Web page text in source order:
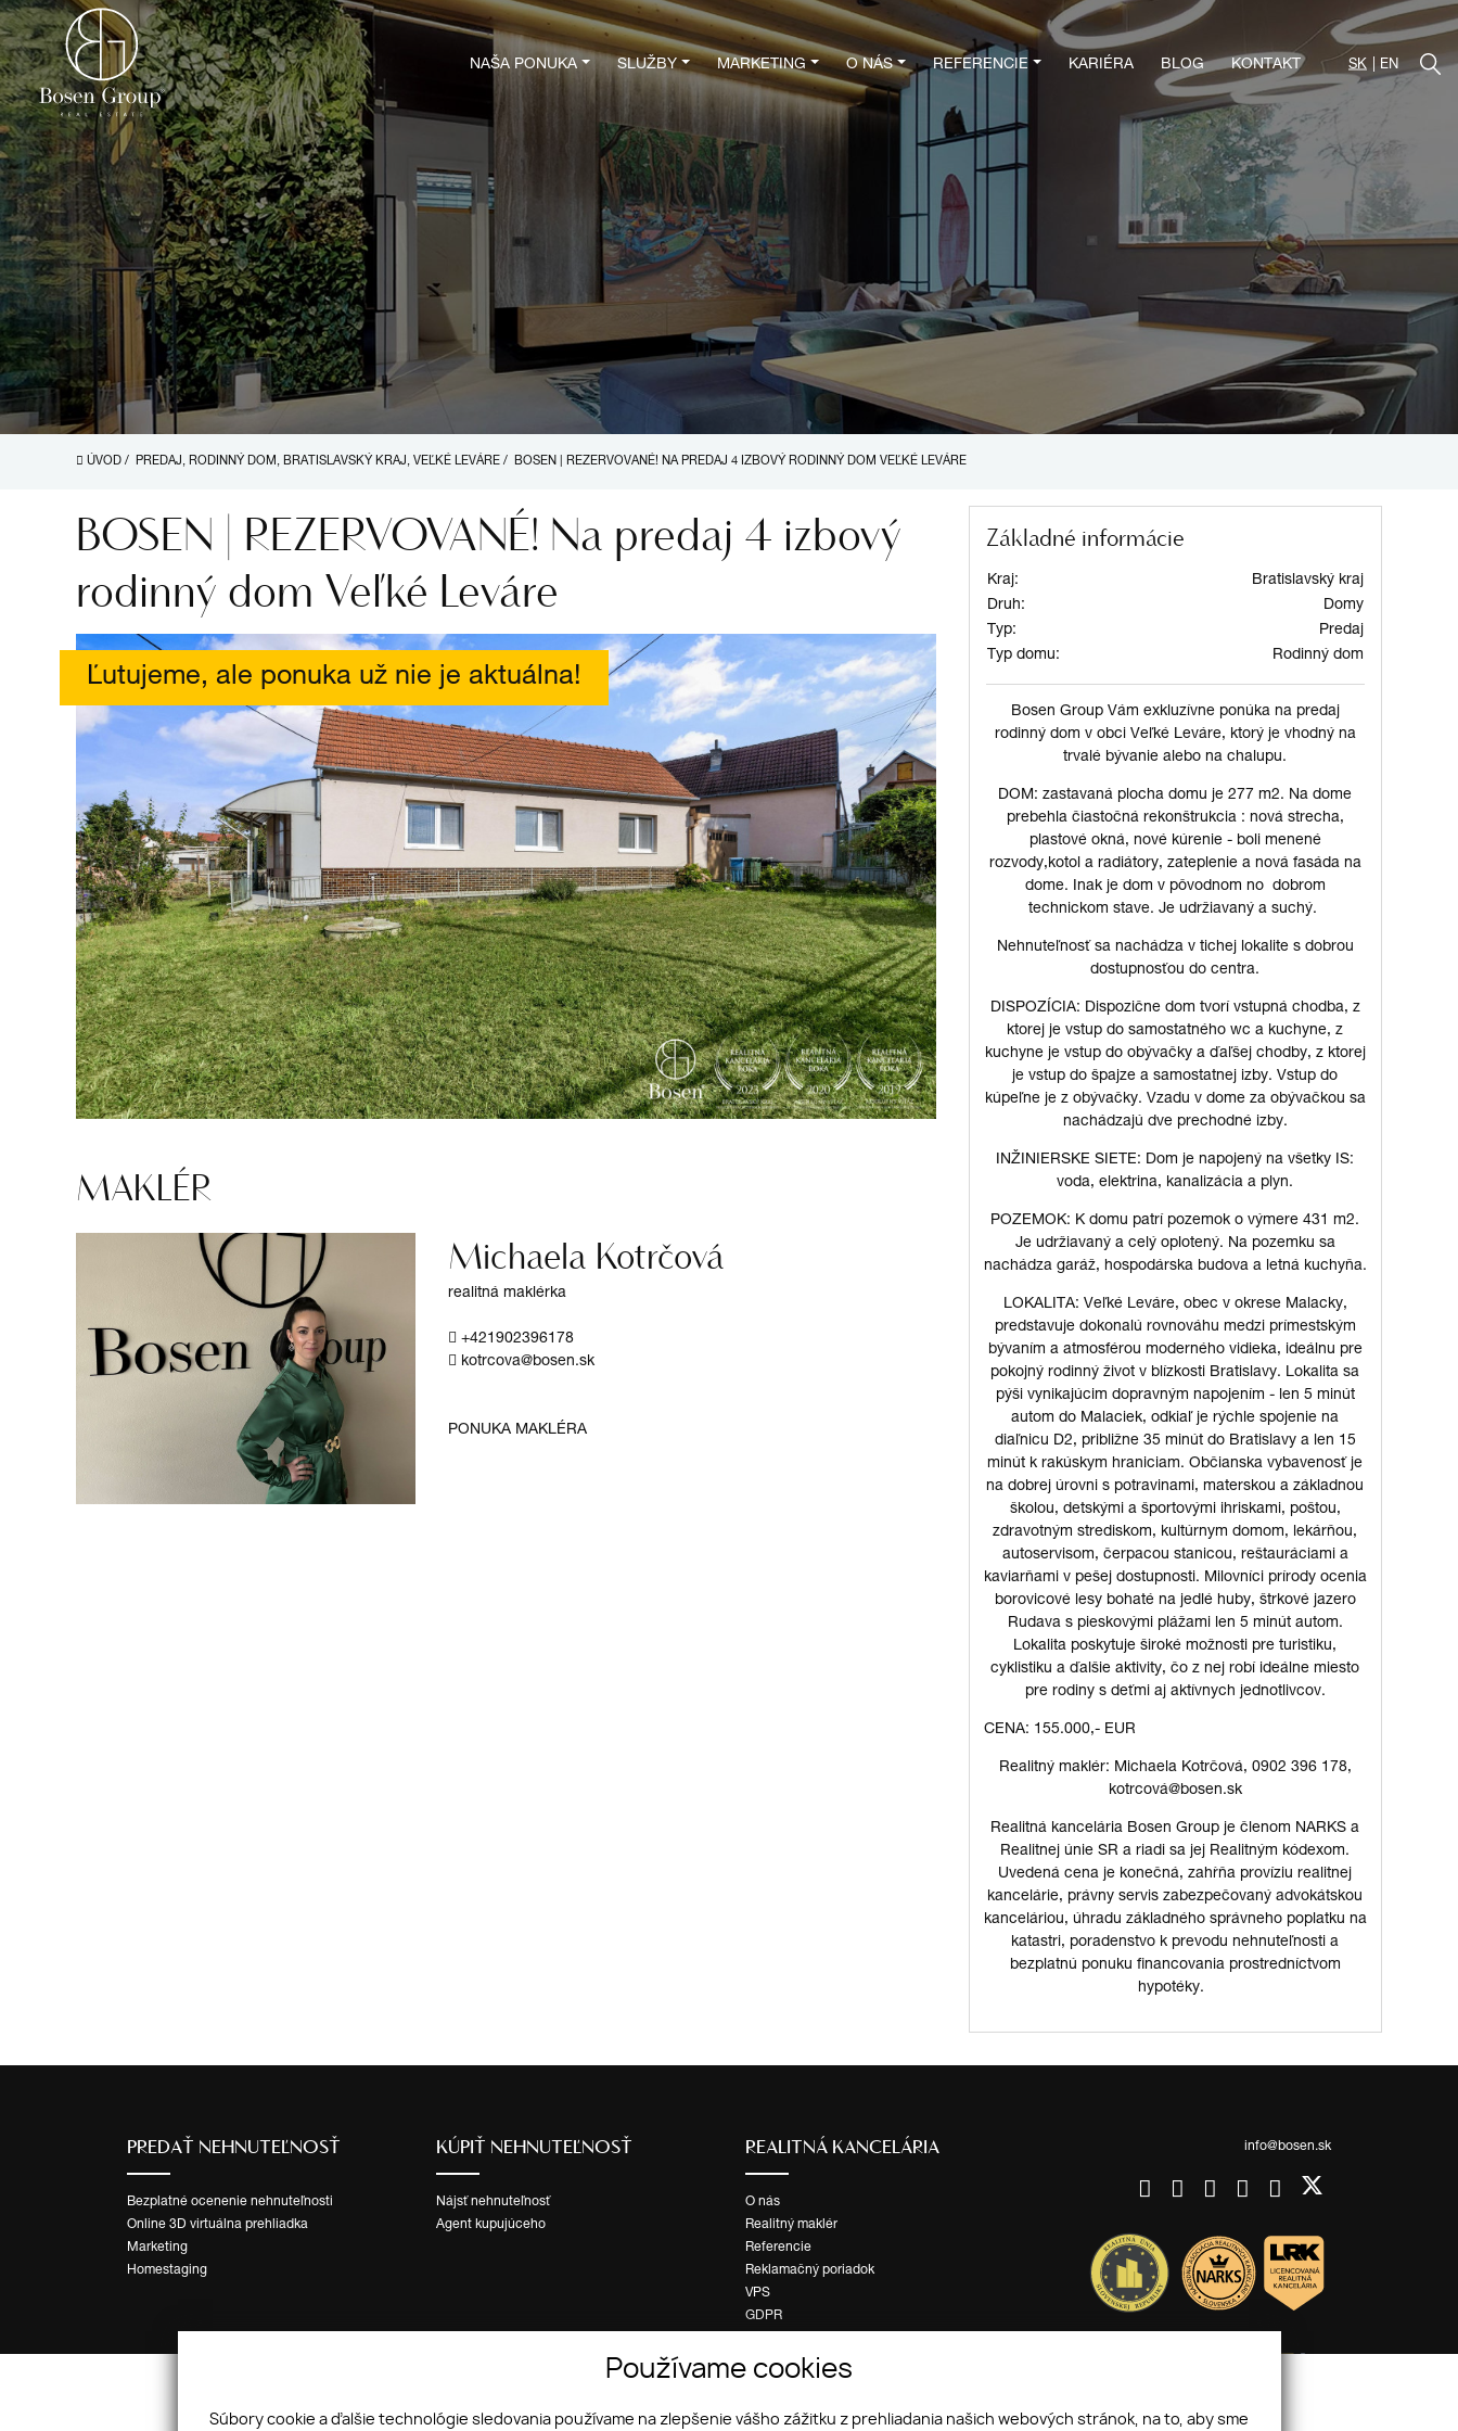
Používame cookies
Súbory cookie a ďalšie technológie sledovania používame na zlepšenie vášho zážitku z prehliadania našich webových stránok, na to, aby sme
NAŠA PONUKA SLUŽBY MARKETING O NÁS REFERENCIE KARIÉRA BLOG KONTAKT SK EN
ÚVOD / PREDAJ, RODINNÝ DOM, BRATISLAVSKÝ KRAJ, VEĽKÉ LEVÁRE / BOSEN | REZERVOVANÉ! NA PREDAJ 4 IZBOVÝ RODINNÝ DOM VEĽKÉ LEVÁRE
BOSEN | REZERVOVANÉ! Na predaj 4 izbový
rodinný dom Veľké Leváre
Ľutujeme, ale ponuka už nie je aktuálna!
MAKLÉR
Michaela Kotrčová
realitná maklérka
+421902396178
kotrcova@bosen.sk
PONUKA MAKLÉRA
Základné informácie
Kraj:
Bratislavský kraj
Druh:
Domy
Typ:
Predaj
Typ domu:
Rodinný dom
Bosen Group Vám exkluzívne ponúka na predaj
rodinný dom v obci Veľké Leváre, ktorý je vhodný na
trvalé bývanie alebo na chalupu.
DOM: zastavaná plocha domu je 277 m2. Na dome
prebehla čiastočná rekonštrukcia : nová strecha,
plastové okná, nové kúrenie - boli menené
rozvody,kotol a radiátory, zateplenie a nová fasáda na
dome. Inak je dom v pôvodnom no dobrom
technickom stave. Je udržiavaný a suchý.
Nehnuteľnosť sa nachádza v tichej lokalite s dobrou
dostupnosťou do centra.
DISPOZÍCIA: Dispozične dom tvorí vstupná chodba, z
ktorej je vstup do samostatného wc a kuchyne, z
kuchyne je vstup do obývačky a ďaľšej chodby, z ktorej
je vstup do špajze a samostatnej izby. Vstup do
kúpeľne je z obývačky. Vzadu v dome za obývačkou sa
nachádzajú dve prechodné izby.
INŽINIERSKE SIETE: Dom je napojený na všetky IS:
voda, elektrina, kanalizácia a plyn.
POZEMOK: K domu patrí pozemok o výmere 431 m2.
Je udržiavaný a celý oplotený. Na pozemku sa
nachádza garáž, hospodárska budova a letná kuchyňa.
LOKALITA: Veľké Leváre, obec v okrese Malacky,
predstavuje dokonalú rovnováhu medzi prímestským
bývaním a atmosférou moderného vidieka, ideálnu pre
pokojný rodinný život v blízkosti Bratislavy. Lokalita sa
pýši vynikajúcim dopravným napojením - len 5 minút
autom do Malaciek, odkiaľ je rýchle spojenie na
diaľnicu D2, približne 35 minút do Bratislavy a len 15
minút k rakúskym hraniciam. Občianska vybavenosť je
na dobrej úrovni s potravinami, materskou a základnou
školou, detskými a športovými ihriskami, poštou,
zdravotným strediskom, kultúrnym domom, lekárňou,
autoservisom, čerpacou stanicou, reštauráciami a
kaviarňami v pešej dostupnosti. Milovníci prírody ocenia
borovicové lesy bohaté na jedlé huby, štrkové jazero
Rudava s pieskovými plážami len 5 minút autom.
Lokalita poskytuje široké možnosti pre turistiku,
cyklistiku a ďalšie aktivity, čo z nej robí ideálne miesto
pre rodiny s deťmi aj aktívnych jednotlivcov.
CENA: 155.000,- EUR
Realitný maklér: Michaela Kotrčová, 0902 396 178,
kotrcová@bosen.sk
Realitná kancelária Bosen Group je členom NARKS a
Realitnej únie SR a riadi sa jej Realitným kódexom.
Uvedená cena je konečná, zahŕňa províziu realitnej
kancelárie, právny servis zabezpečovaný advokátskou
kanceláriou, úhradu základného správneho poplatku na
katastri, poradenstvo k prevodu nehnuteľnosti a
bezplatnú ponuku financovania prostredníctvom
hypotéky.
PREDAŤ NEHNUTEĽNOSŤ
Bezplatné ocenenie nehnuteľnosti
Online 3D virtuálna prehliadka
Marketing
Homestaging
KÚPIŤ NEHNUTEĽNOSŤ
Nájsť nehnuteľnosť
Agent kupujúceho
REALITNÁ KANCELÁRIA
O nás
Realitný maklér
Referencie
Reklamačný poriadok
VPS
GDPR
info@bosen.sk